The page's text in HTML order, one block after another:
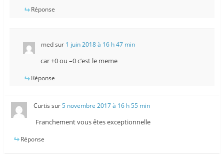
Réponse
medsur 1 juin 2018 à 16 h 47 min
car +0 ou –0 c’est le meme
Réponse
Curtis sur5 novembre 2017 à 16 h 55 min
Franchement vous êtes exceptionnelle
Réponse